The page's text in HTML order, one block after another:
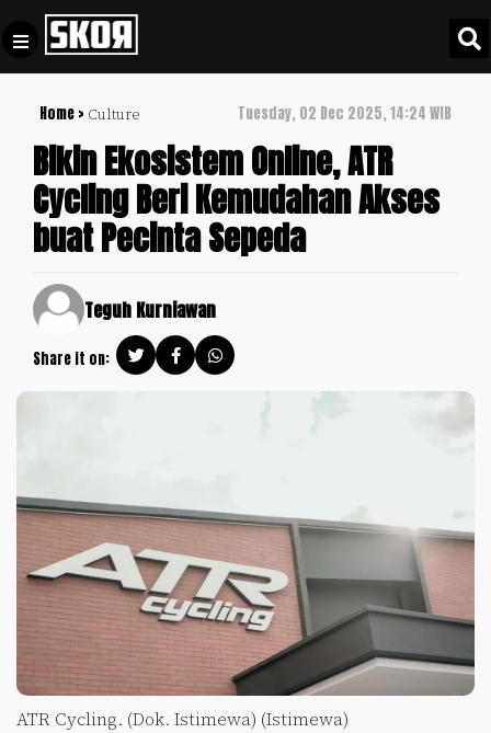
Home > Culture Tuesday, 02 Dec 2025, 14:24 WIB
Bikin Ekosistem Online, ATR
Cycling Beri Kemudahan Akses
buat Pecinta Sepeda
Teguh Kurniawan
Share it on:
ATR Cycling. (Dok. Istimewa) (Istimewa)
Football +
Culture +
Update
Indonesia
Policy
Pedoman
Pemberitaan
Media
Disclaimer
Tentang
Kami